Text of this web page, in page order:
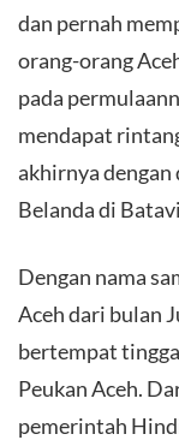
dan pernah
orang-orang
pada
mendapat
akhirnya
Belanda di
Dengan nama
Aceh dari bulan
bertempat
Peukan Aceh.
pemerintah